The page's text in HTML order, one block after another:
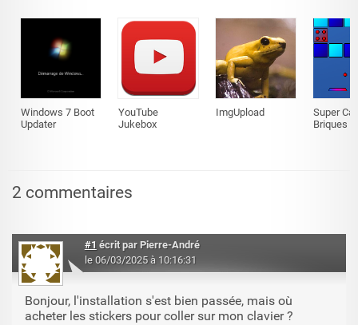
Windows 7 Boot
Updater
YouTube
Jukebox
ImgUpload
Super
Briques
2 commentaires
#1 écrit par Pierre-André
le 06/03/2025 à 10:16:31
Bonjour, l'installation s'est bien passée, mais où
acheter les stickers pour coller sur mon clavier ?